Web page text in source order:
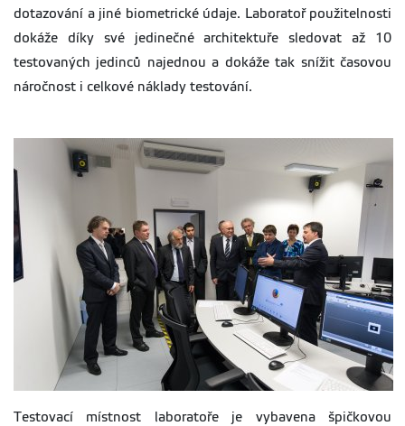
dotazování a jiné biometrické údaje. Laboratoř použitelnosti
dokáže díky své jedinečné architektuře sledovat až 10
testovaných jedinců najednou a dokáže tak snížit časovou
náročnost i celkové náklady testování.
Testovací místnost laboratoře je vybavena špičkovou